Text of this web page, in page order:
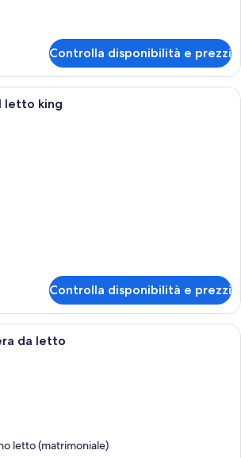
Controlla disponibilità e prezzi
Un letto rifatto con lenzuola
letto king
Controlla disponibilità e prezzi
Una camera d'albergo moderna con
da letto
letto (matrimoniale)